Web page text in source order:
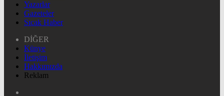
Yazarlar
Gazeteler
Sıcak Haber
DİĞER
Künye
İletişim
Hakkımızda
Reklam